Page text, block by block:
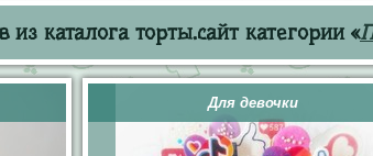
каталога торты.сайт категории «
Для девочки